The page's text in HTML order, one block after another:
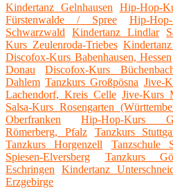
Kindertanz Gelnhausen Hip-Hop-
Fürstenwalde / Spree
Hip-
Schwarzwald
Kindertanz Lindlar
Kurs Zeulenroda-Triebes
Discofox-Kurs Babenhausen, Hessen
Donau
Discofox-Kurs
Dahlem Tanzkurs Großpösna Jive-
Lachendorf, Kreis Celle Jive-Kurs
Salsa-Kurs Rosengarten
Oberfranken
Hip-Hop-Kurs
Römerberg, Pfalz
Tanzkurs
Tanzkurs Horgenzell
Tanzschule
Spiesen-Elversberg
Tanzkurs
Eschringen
Kindertanz
Erzgebirge